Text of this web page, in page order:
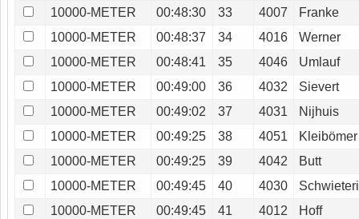
10000-METER
00:48:30 33 4007
Franke
10000-METER
00:48:37 34 4016
Werner
10000-METER
00:48:41 35 4046
Umlauf
10000-METER
00:49:00 36 4032
Sievert
10000-METER
00:49:02 37 4031
Nijhuis
10000-METER
00:49:25 38 4051
Kleibömer
10000-METER
00:49:25 39 4042
Butt
10000-METER
00:49:45 40 4030
10000-METER
00:49:45 41 4012
Hoff